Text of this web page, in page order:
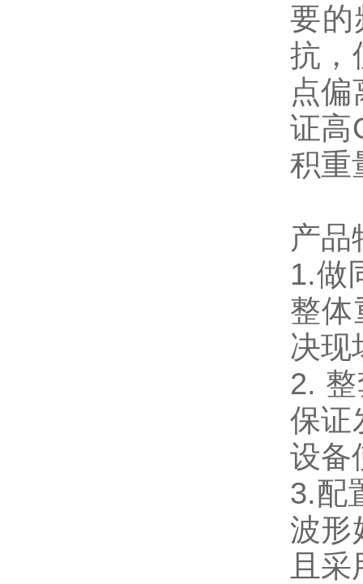
要的
抗，
点
证高
积重
产品
1.做
整体
决现
2.
保证
设备
3.配
波形
且